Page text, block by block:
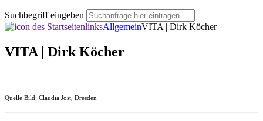
Suchbegriff eingeben
AllgemeinVITA | Dirk Köcher
VITA | Dirk Köcher
Quelle Bild: Claudia Jost, Dresden